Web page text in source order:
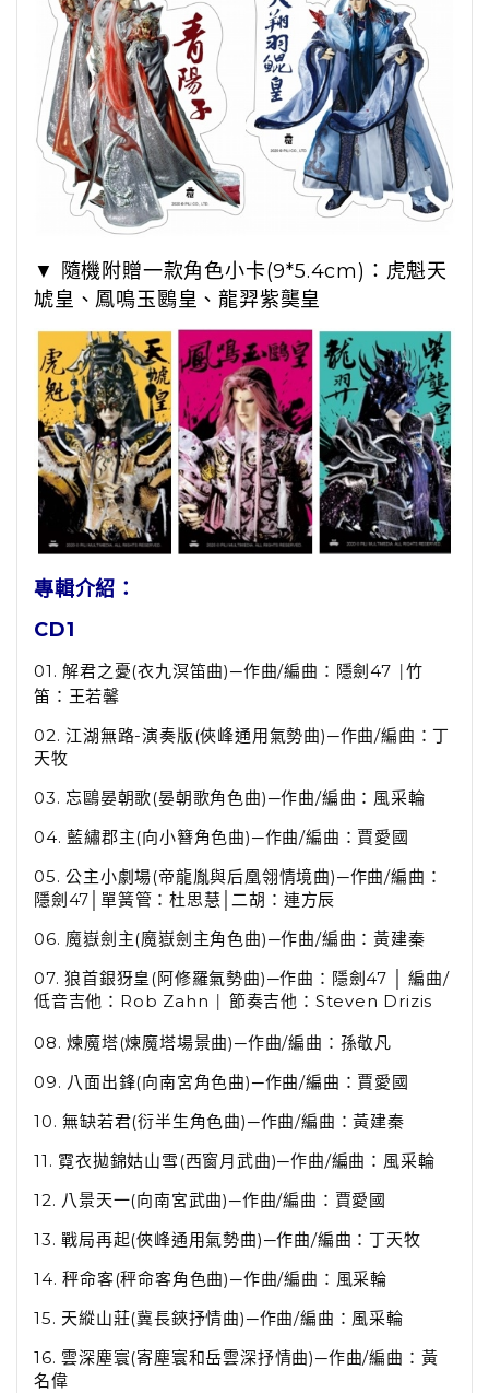
▼ 隨機附贈一款角色小卡(9*5.4cm)：虎魁天
虓皇、鳳鳴玉鶠皇、龍羿紫龑皇
專輯介紹：
CD1
01.解君之憂(衣九溟笛曲)─作曲/編曲：隱劍47 │竹
笛：王若馨
02.江湖無路-演奏版(俠峰通用氣勢曲)─作曲/編曲：丁
天牧
03.忘鷗晏朝歌(晏朝歌角色曲)─作曲/編曲：風采輪
04.藍繡郡主(向小簪角色曲)─作曲/編曲：賈愛國
05.公主小劇場(帝龍胤與后凰翎情境曲)─作曲/編曲：
隱劍47 │單簧管：杜思慧│二胡：連方辰
06. 魔嶽劍主(魔嶽劍主角色曲)─作曲/編曲：黃建秦
07.狼首銀犽皇(阿修羅氣勢曲)─作曲：隱劍47 │ 編曲/
低音吉他： Rob Zahn 節奏吉他： Steven Drizis
08.煉魔塔(煉魔塔場景曲)─作曲/編曲：孫敬凡
09. 八面出鋒(向南宮角色曲)─作曲/編曲：賈愛國
10.無缺若君(衍半生角色曲)─作曲/編曲：黃建秦
11. 霓衣拋錦姑山雪(西窗月武曲)─作曲/編曲：風采輪
12. 八景天一(向南宮武曲)─作曲/編曲：賈愛國
13.戰局再起(俠峰通用氣勢曲)─作曲/編曲：丁天牧
14.秤命客(秤命客角色曲)─作曲/編曲：風采輪
15. 天縱山莊(冀長鋏抒情曲)─作曲/編曲：風采輪
16.雲深塵寰(寄塵寰和岳雲深抒情曲)─作曲/編曲：黃
名偉